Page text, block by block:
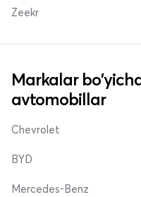
Zeekr
Markalar
avtomobillar
Chevrolet
BYD
Mercedes-Benz